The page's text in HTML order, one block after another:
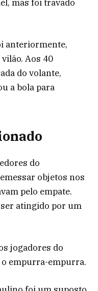
mas foi travado
anteriormente,
Aos 40
do volante,
a bola para
do
objetos nos
pelo empate.
atingido por um
jogadores do
empurra-empurra.